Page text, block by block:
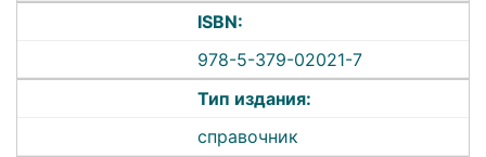
ISBN:
978-5-379-02021-7
Тип издания:
справочник